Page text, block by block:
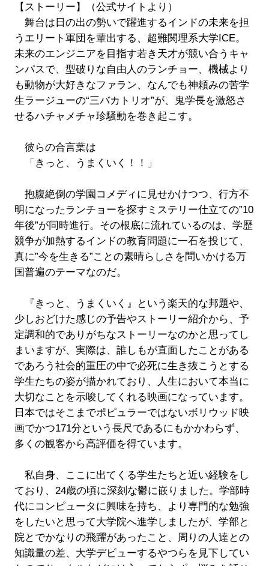
【ストーリー】（公式サイトより）
舞台は日の出の勢いで躍進するインドの未来を担
うエリート軍団を輩出する、超難関理系大学ICE。
未来のエンジニアを目指す若き天才が競い合うキャ
ンパスで、型破りな自由人のランチョー、機械より
も動物が大好きなファラン、なんでも神頼みの苦学
生ラージューの“三バカトリオ”が、鬼学長を激怒さ
せるハチャメチャ珍騒動を巻き起こす。
彼らの合言葉は
「きっと、うまくいく！！」
抱腹絶倒の学園コメディに見せかけつつ、行方不
明になったランチョーを探すミステリー仕立ての”10
年後”が同時進行。その根底に流れているのは、学歴
競争が加熱するインドの教育問題に一石を投じて、
真に”今を生きる”ことの素晴らしさを問いかける万
国普遍のテーマなのだ。
『きっと、うまくいく』という楽天的な邦題や、
少しおどけた感じの予告やストーリー紹介から、予
定調和的でありがちなストーリーなのかと思ってし
まいますが、実際は、誰しもが直面したことがある
であろう社会的重圧の中で必死に生き抜こうとする
学生たちの姿が描かれており、人生において本当に
大切なことを示唆してくれる映画になっています。
日本ではそこまでポピュラーではないボリウッド映
画でかつ171分という長尺であるにもかかわらず、
多くの観客から高評価を得ています。
私自身、ここに出てくる学生たちと近い経験をし
ており、24歳の頃に深刻な鬱に嵌りました。学部時
代にコンピュータに興味を持ち、より専門的な勉強
をしたいと思って大学院へ進学しましたが、学部と
院とでかなりの飛躍があったこと、周りの人達との
知識量の差、大学デビューするやつらを見下してい